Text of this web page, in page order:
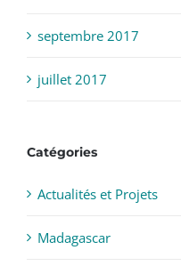
septembre 2017
juillet 2017
Catégories
Actualités et Projets
Madagascar